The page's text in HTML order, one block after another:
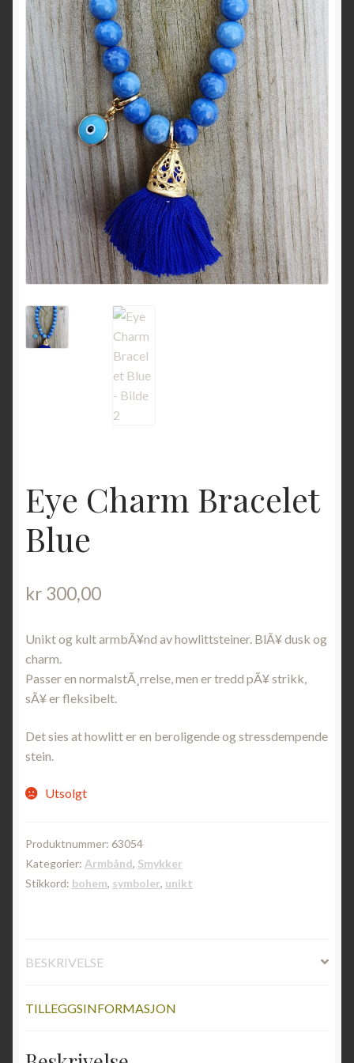
Eye Charm Bracelet
Blue
kr 300,00
Unikt og kult armbÃ¥nd av howlittsteiner. BlÃ¥ dusk og
charm.
Passer en normalstÃ¸rrelse, men er tredd pÃ¥ strikk,
sÃ¥ er fleksibelt.
Det sies at howlitt er en beroligende og stressdempende
stein.
Utsolgt
Produktnummer: 63054
Kategorier: Armbånd, Smykker
Stikkord: bohem, symboler, unikt
BESKRIVELSE
TILLEGGSINFORMASJON